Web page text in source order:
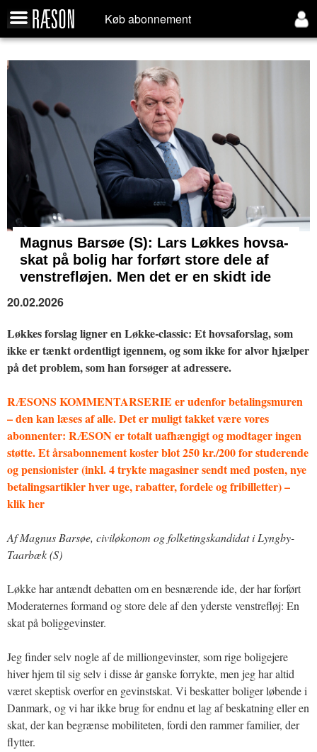
Køb abonnement
Magnus Barsøe (S): Lars Løkkes hovsa-
skat på bolig har forført store dele af
venstrefløjen. Men det er en skidt ide
20.02.2026
Løkkes forslag ligner en Løkke-classic: Et hovsaforslag, som
ikke er tænkt ordentligt igennem, og som ikke for alvor hjælper
på det problem, som han forsøger at adressere.
RÆSONS KOMMENTARSERIE er udenfor betalingsmuren
– den kan læses af alle. Det er muligt takket være vores
abonnenter: RÆSON er totalt uafhængigt og modtager ingen
støtte. Et årsabonnement koster blot 250 kr./200 for studerende
og pensionister (inkl. 4 trykte magasiner sendt med posten, nye
betalingsartikler hver uge, rabatter, fordele og fribilletter) –
klik her
Af Magnus Barsøe, civiløkonom og folketingskandidat i Lyngby-
Taarbæk (S)
Løkke har antændt debatten om en besnærende ide, der har forført
Moderaternes formand og store dele af den yderste venstrefløj: En
skat på boliggevinster.
Jeg finder selv nogle af de milliongevinster, som rige boligejere
hiver hjem til sig selv i disse år ganske forrykte, men jeg har altid
været skeptisk overfor en gevinstskat. Vi beskatter boliger løbende i
Danmark, og vi har ikke brug for endnu et lag af beskatning eller en
skat, der kan begrænse mobiliteten, fordi den rammer familier, der
flytter.